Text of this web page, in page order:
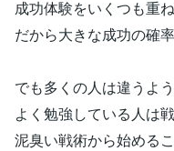
成功体験をいくつも重
だから大きな成功の確率
でも多くの人は違うよう
よく勉強している人は
泥臭い戦術から始める